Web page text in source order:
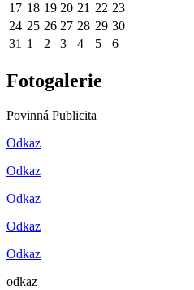
17 18 19 20 21 22 23
24 25 26 27 28 29 30
31 1 2 3 4 5 6
Fotogalerie
Povinná Publicita
Odkaz
Odkaz
Odkaz
Odkaz
Odkaz
odkaz